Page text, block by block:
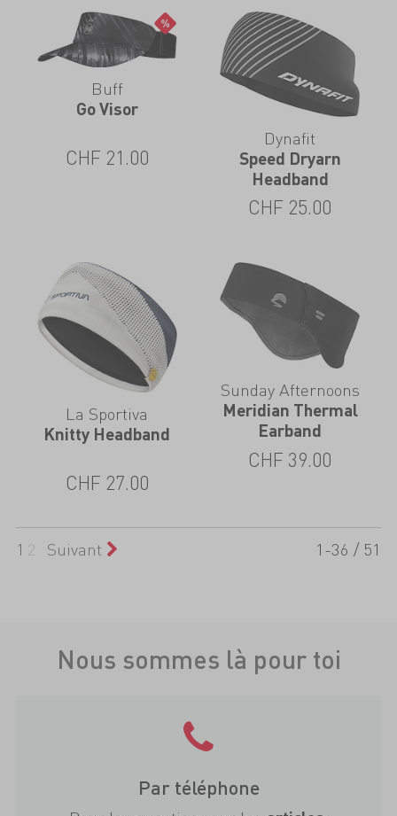
Buff
Go Visor
CHF 21.00
Dynafit
Speed Dryarn
Headband
CHF 25.00
La Sportiva
Knitty Headband
CHF 27.00
Sunday Afternoons
Meridian Thermal
Earband
CHF 39.00
1 2 Suivant 1-36 / 51
Nous sommes là pour toi
Par téléphone